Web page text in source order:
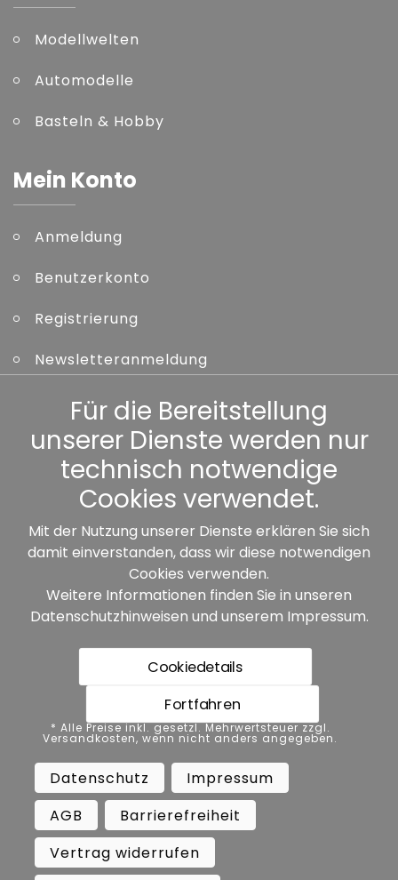
Modellwelten
Automodelle
Basteln & Hobby
Mein Konto
Anmeldung
Benutzerkonto
Registrierung
Newsletteranmeldung
Kennwort vergessen
Sonstiges
Unsere Partner:
* Alle Preise inkl. gesetzl. Mehrwertsteuer zzgl.
Versandkosten, wenn nicht anders angegeben.
Datenschutz Impressum
Barrierefreiheit
Vertrag widerrufen
Widerrufsbelehrung
Copyright ©Busch.
Für die Bereitstellung
unserer Dienste werden nur
technisch notwendige
Cookies verwendet.
Mit der Nutzung unserer Dienste erklären Sie sich
damit einverstanden, dass wir diese notwendigen
Cookies verwenden.
Weitere Informationen finden Sie in unseren
Datenschutzhinweisen und unserem Impressum.
Cookiedetails
Fortfahren
* Alle Preise inkl. gesetzl. Mehrwertsteuer zzgl.
Versandkosten, wenn nicht anders angegeben.
Datenschutz
Impressum
AGB
Barrierefreiheit
Vertrag widerrufen